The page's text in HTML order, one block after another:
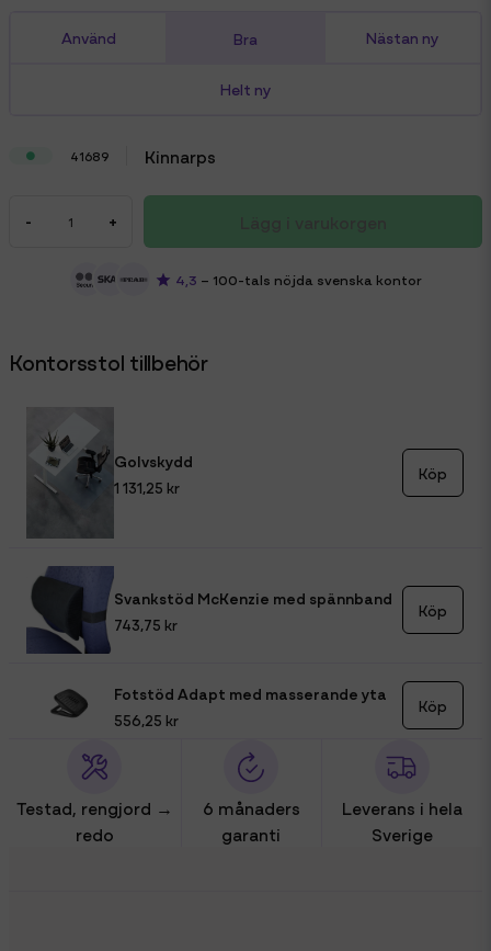
Använd Bra Nästan ny
Helt ny
41689 Kinnarps
- +
4,3 – 100-tals nöjda svenska kontor
Kontorsstol tillbehör
Golvskydd
1 131,25 kr
Köp
Svankstöd McKenzie med spännband
743,75 kr
Köp
Fotstöd Adapt med masserande yta
556,25 kr
Köp
Testad, rengjord →
redo
6 månaders
garanti
Leverans i hela
Sverige